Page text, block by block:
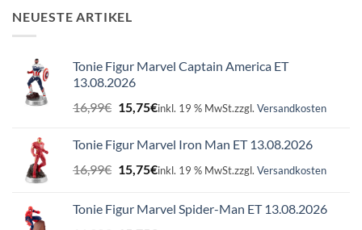
NEUESTE ARTIKEL
Tonie Figur Marvel Captain America ET
13.08.2026
16,99€ Ursprünglicher
Preis
16,99€
15,75€Aktueller
15,75€.
inkl. 19 % MwSt.zzgl. Versandkosten
Tonie Figur Marvel Iron Man ET 13.08.2026
16,99€ Ursprünglicher
Preis
16,99€
15,75€Aktueller
15,75€.
inkl. 19 % MwSt.zzgl. Versandkosten
Tonie Figur Marvel Spider-Man ET 13.08.2026